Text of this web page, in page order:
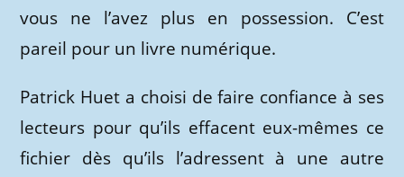
vous ne l’avez plus en possession. C’est
pareil pour un livre numérique.
Patrick Huet a choisi de faire confiance à ses
lecteurs pour qu’ils effacent eux-mêmes ce
fichier dès qu’ils l’adressent à une autre